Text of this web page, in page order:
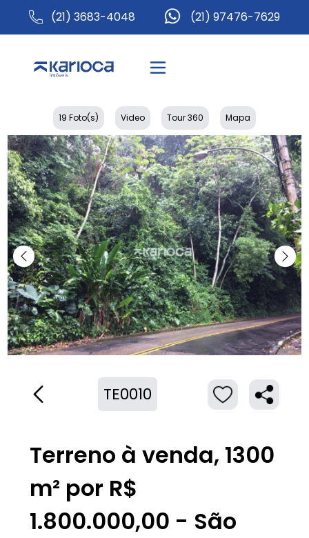
(21) 3683-4048 (21) 97476-7629
TE0010
Terreno à venda, 1300
m² por R$
1.800.000,00 - São
19 Foto(s) Video Tour 360 Mapa